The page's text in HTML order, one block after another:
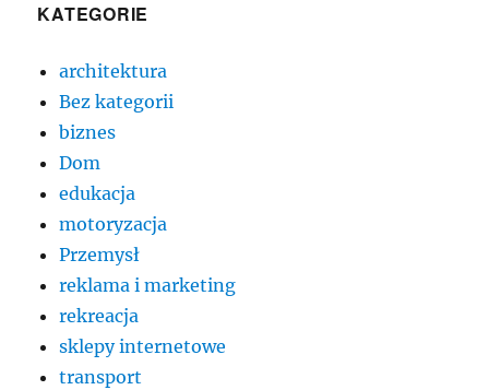
KATEGORIE
architektura
Bez kategorii
biznes
Dom
edukacja
motoryzacja
Przemysł
reklama i marketing
rekreacja
sklepy internetowe
transport